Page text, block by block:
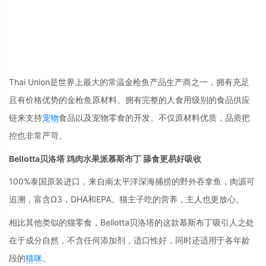
Thai Union是世界上最大的常温金枪鱼产品生产商之一，拥有充足
且有价格优势的金枪鱼原材料。拥有完整的人食用级别的食品供应
链来支持宠物食品以及宠物零食的开发。不仅原材料优质，品质把
控也非常严苛。
Bellotta贝洛塔 鸡肉水果派慕斯布丁 舔食更易好吸收
100%泰国原装进口，来自南太平洋深海捕捞的野外吞拿鱼，肉源可
追溯，富含Ω3，DHA和EPA。猫主子吃的营养，主人也更放心。
相比其他类似的猫零食，Bellotta贝洛塔的这款慕斯布丁吸引人之处
在于成分自然，不含任何添加剂，适口性好，同时还适用于各年龄
段的猫咪。